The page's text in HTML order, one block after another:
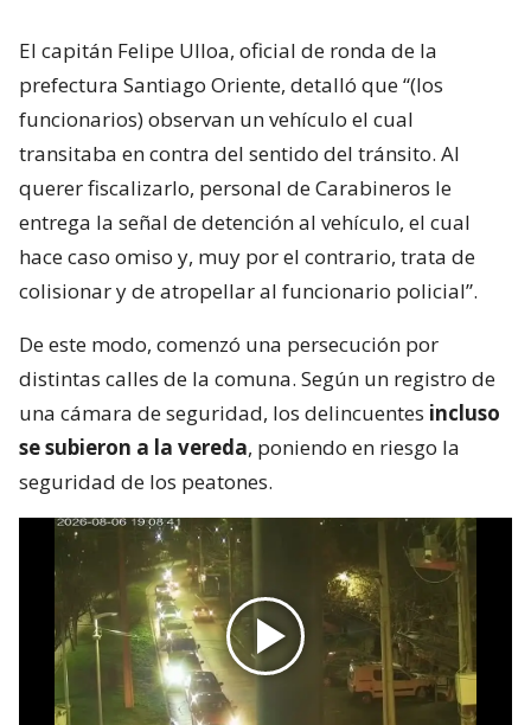
El capitán Felipe Ulloa, oficial de ronda de la
prefectura Santiago Oriente, detalló que “(los
funcionarios) observan un vehículo el cual
transitaba en contra del sentido del tránsito. Al
querer fiscalizarlo, personal de Carabineros le
entrega la señal de detención al vehículo, el cual
hace caso omiso y, muy por el contrario, trata de
colisionar y de atropellar al funcionario policial”.
De este modo, comenzó una persecución por
distintas calles de la comuna. Según un registro de
una cámara de seguridad, los delincuentes incluso
se subieron a la vereda, poniendo en riesgo la
seguridad de los peatones.